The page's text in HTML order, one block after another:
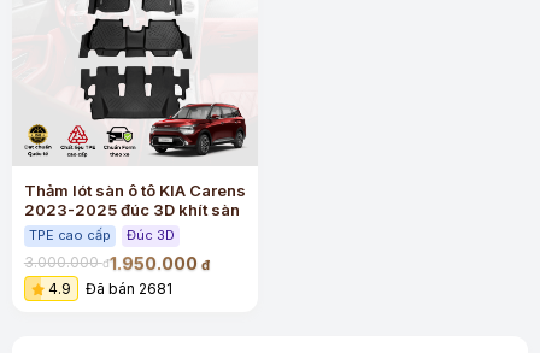
Thảm lót sàn ô tô KIA Carens
2023-2025 đúc 3D khít sàn
TPE cao cấp Đúc 3D
3.000.000đ1.950.000 đ
4.9 Đã bán 2681